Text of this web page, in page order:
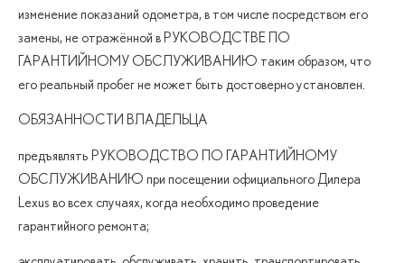
изменение показаний одометра, в том числе посредством его
замены, не отражённой в РУКОВОДСТВЕ ПО
ГАРАНТИЙНОМУ ОБСЛУЖИВАНИЮ таким образом, что
его реальный пробег не может быть достоверно установлен.
ОБЯЗАННОСТИ ВЛАДЕЛЬЦА
предъявлять РУКОВОДСТВО ПО ГАРАНТИЙНОМУ
ОБСЛУЖИВАНИЮ при посещении официального Дилера
Lexus во всех случаях, когда необходимо проведение
гарантийного ремонта;